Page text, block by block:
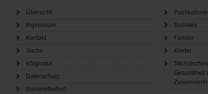
Übersicht
Impressum
Kontakt
Suche
eSignatur
Datenschutz
Barrierefreiheit
Soziales
Familie
Kinder
Gesundheit